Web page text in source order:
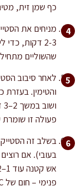
כף שמן זית,
מניחים את
2-3 דקות,
שהשוליים
לאחר סיבוב
והטימין.
פעולה זו
בשלב זה הסטייק
בעובי). אם